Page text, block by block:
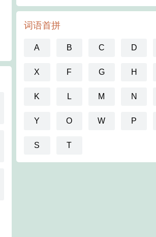
词语首拼
A B C D
X F G H
K L M N
Y O W P
S T